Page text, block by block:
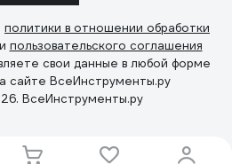
политики в отношении обработки
и пользовательского соглашения
свои данные в любой форме
сайте ВсеИнструменты.ру
ВсеИнструменты.ру